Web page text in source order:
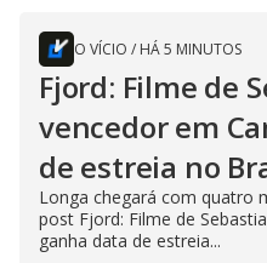
O VÍCIO / HÁ 5 MINUTOS
Fjord: Filme de
vencedor em
de estreia no
Longa chegará com quatro
post Fjord: Filme de
ganha data de estreia...